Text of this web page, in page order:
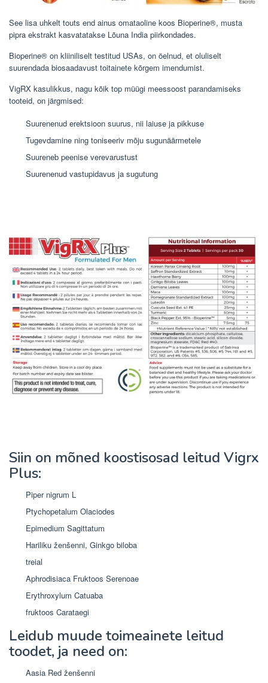
See lisa uhkelt touts end ainus omataoline koos Bioperine®, musta
pipra ekstrakt kasvatatakse Lõuna India piirkondades.
Bioperine® on kliiniliselt testitud USAs, on öelnud, et oluliselt
suurendada biosaadavust toitainete kõrgem imendumist.
VigRX kasulikkus, nagu kõik top müügi meessoost parandamiseks
tooteid, on järgmised:
Suurenenud erektsioon suurus, nii laiuse ja pikkuse
Tugevdamine ning toniseeriv mõju sugunäärmetele
Suureneb peenise verevarustust
Suurenenud vastupidavus ja sugutung
Siin on mõned koostisosad leitud Vigrx
Plus:
Piper nigrum L
Ptychopetalum Olaciodes
Epimedium Sagittatum
Hariliku ženšenni, Ginkgo biloba
treial
Aphrodisiaca Fruktoos Serenoae
Erythroxylum Catuaba
fruktoos Carataegi
Leidub muude toimeainete leitud
toodet, ja need on:
Aasia Red ženšenni